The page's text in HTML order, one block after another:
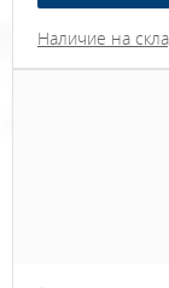
Наличие на